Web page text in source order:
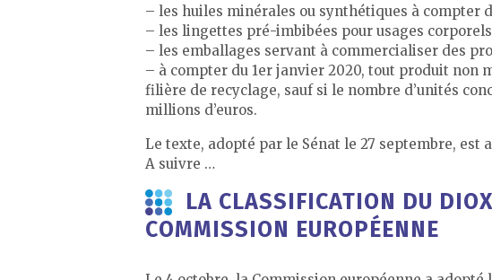
– les huiles minérales ou synthétiques à compter
– les lingettes pré-imbibées pour usages
– les emballages servant à commercialiser des
– à compter du 1er janvier 2020, tout produit non
filière de recyclage, sauf si le nombre d’unités
millions d’euros.
Le texte, adopté par le Sénat le 27 septembre, est
A suivre …
LA CLASSIFICATION DU
COMMISSION EUROPÉENNE